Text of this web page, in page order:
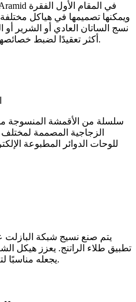
نسج الساتان العادي أو الشرير أو
أكثر تعقيدًا لضبط خصائصها الميكانيكية والخصائص الجمالية.
الزجاجية المصممة
للوحات الدوائر المطبوعة
يتم صنع نسيج شبكة البازلت
تطبيق طلاء الراتنج. يعزز هيكل
يجعله مناسبًا لتعزيز إصلاحات الخرسانة والطرق.